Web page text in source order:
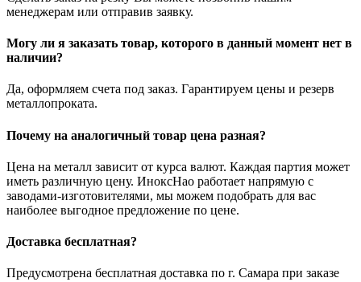
менеджерам или отправив заявку.
Могу ли я заказать товар, которого в данный момент нет в
наличии?
Да, оформляем счета под заказ. Гарантируем цены и резерв
металлопроката.
Почему на аналогичный товар цена разная?
Цена на металл зависит от курса валют. Каждая партия может
иметь различную цену. ИноксНао работает напрямую с
заводами-изготовителями, мы можем подобрать для вас
наиболее выгодное предложение по цене.
Доставка бесплатная?
Предусмотрена бесплатная доставка по г. Самара при заказе